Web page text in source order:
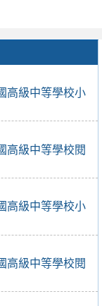
高級中等學校小
高級中等學校閱
高級中等學校小
高級中等學校閱